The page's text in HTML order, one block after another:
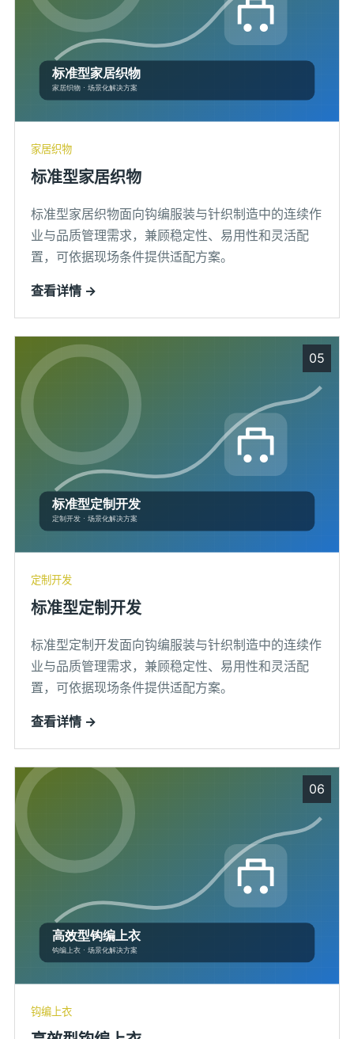
家居织物
标准型家居织物
标准型家居织物面向钩编服装与针织制造中的连续作
业与品质管理需求，兼顾稳定性、易用性和灵活配
置，可依据现场条件提供适配方案。
查看详情 →
05
定制开发
标准型定制开发
标准型定制开发面向钩编服装与针织制造中的连续作
业与品质管理需求，兼顾稳定性、易用性和灵活配
置，可依据现场条件提供适配方案。
查看详情 →
06
钩编上衣